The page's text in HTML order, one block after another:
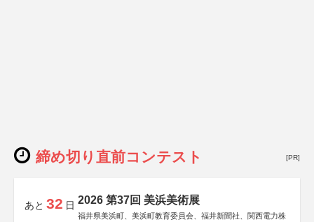
締め切り直前コンテスト [PR]
あと 32 日 2026 第37回 美浜美術展
福井県美浜町、美浜町教育委員会、福井新聞社、関西電力株